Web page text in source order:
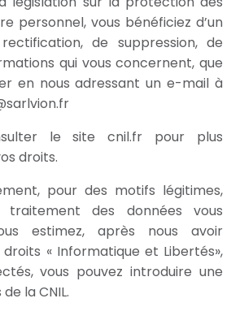
personnel, vous bénéficiez d’un
de suppression, de
qui vous concernent, que
en nous adressant un e-mail à
le site cnil.fr pour plus
droits.
pour des motifs légitimes,
des données vous
estimez, après nous avoir
« Informatique et Libertés»,
vous pouvez introduire une
la CNIL.